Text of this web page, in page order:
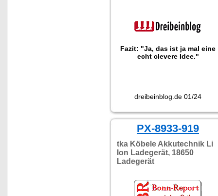
Fazit: "Ja, das ist ja mal eine
echt clevere Idee."
dreibeinblog.de 01/24
PX-8933-919
tka Köbele Akkutechnik Li
Ion Ladegerät, 18650
Ladegerät